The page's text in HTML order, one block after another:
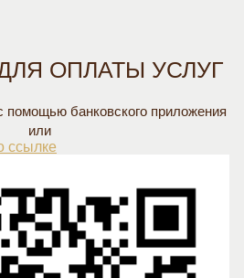
ОПЛАТЫ УСЛУГ
помощью банковского приложения
или
ссылке